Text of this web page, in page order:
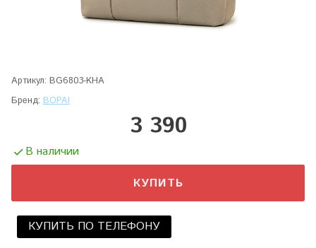
Артикул: BG6803-KHA
Бренд: BOPAI
3 390
В наличии
КУПИТЬ
КУПИТЬ ПО ТЕЛЕФОНУ